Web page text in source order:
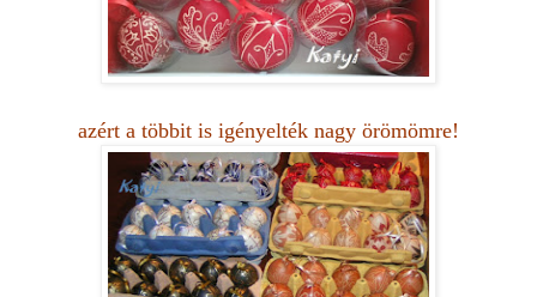
azért a többit is igényelték nagy örömömre!